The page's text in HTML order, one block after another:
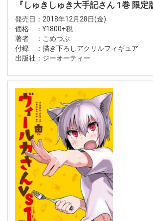
『しゅきしゅき大手記さん 1巻 限定
発売日：2018年12月28日(金)
価格 ：¥1800+税
著者 ：こめつぶ
付録 ：描き下ろしアクリルフィギュア
出版社：ジーオーティー